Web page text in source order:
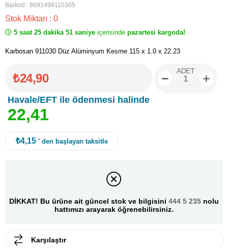
Barkod : 8691499110305
Stok Miktarı : 0
5 saat 25 dakika 51 saniye içerisinde pazartesi kargoda!
Karbosan 911030 Düz Alüminyum Kesme 115 x 1.0 x 22.23
₺24,90
Havale/EFT ile ödenmesi halinde
22,41
ADET
₺4,15 ' den başlayan taksitle
DİKKAT! Bu ürüne ait güncel stok ve bilgisini 444 5 235 nolu
hattımızı arayarak öğrenebilirsiniz.
Karşılaştır